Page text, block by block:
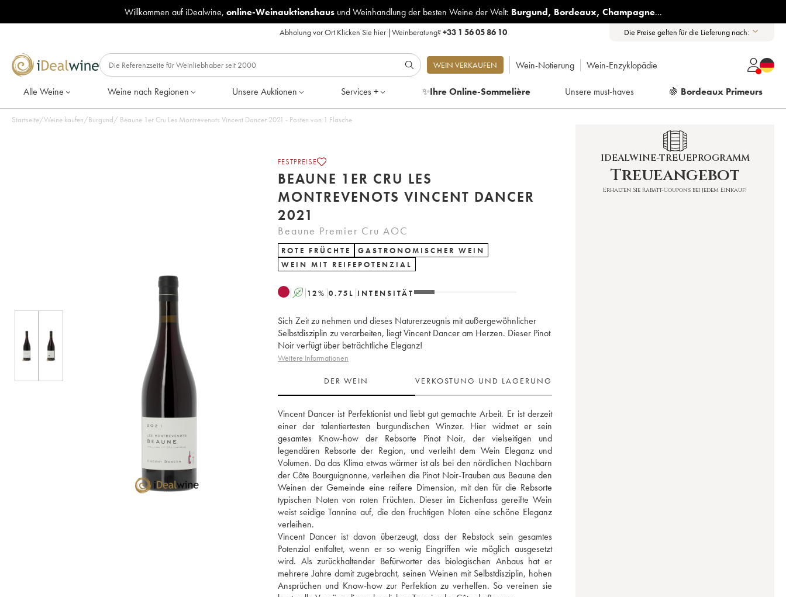
Willkommen auf iDealwine, online-Weinauktionshausund Weinhandlung der besten Weine der Welt: Burgund, Bordeaux, Champagne...
Abholung vor Ort Klicken Sie hier|Weinberatung?+33 1 56 05 86 10 Die Preise gelten für die Lieferung nach:
WEIN VERKAUFEN Wein-Notierung Wein-Enzyklopädie
Alle Weine Weine nach Regionen Unsere Auktionen Services + ✨Ihre Online-Sommelière Unsere must-haves 🍇 Bordeaux Primeurs
Startseite/Weine kaufen/Burgund/ Beaune 1er Cru Les Montrevenots Vincent Dancer 2021 - Posten von 1 Flasche
FESTPREISE
BEAUNE 1ER CRU LES
MONTREVENOTS VINCENT DANCER
2021
Beaune Premier Cru AOC
ROTE FRÜCHTE
GASTRONOMISCHER WEIN
WEIN MIT REIFEPOTENZIAL
A 12% 0.75 L INTENSITÄT
Sich Zeit zu nehmen und dieses Naturerzeugnis mit außergewöhnlicher
Selbstdisziplin zu verarbeiten, liegt Vincent Dancer am Herzen. Dieser Pinot
Noir verfügt über beträchtliche Eleganz!
Weitere Informationen
DER WEIN VERKOSTUNG UND LAGERUNG
Vincent Dancer ist Perfektionist und liebt gut gemachte Arbeit. Er ist derzeit
einer der talentiertesten burgundischen Winzer. Hier widmet er sein
gesamtes Know-how der Rebsorte Pinot Noir, der vielseitigen und
legendären Rebsorte der Region, und verleiht dem Wein Eleganz und
Volumen. Da das Klima etwas wärmer ist als bei den nördlichen Nachbarn
der Côte Bourguignonne, verleihen die Pinot Noir-Trauben aus Beaune den
Weinen der Gemeinde eine reifere Dimension, mit den für die Rebsorte
typischen Noten von roten Früchten. Dieser im Eichenfass gereifte Wein
weist seidige Tannine auf, die den fruchtigen Noten eine schöne Eleganz
verleihen.
Vincent Dancer ist davon überzeugt, dass der Rebstock sein gesamtes
Potenzial entfaltet, wenn er so wenig Eingriffen wie möglich ausgesetzt
wird. Als zurückhaltender Befürworter des biologischen Anbaus hat er
mehrere Jahre damit zugebracht, seinen Weinen mit Selbstdisziplin, hohen
Ansprüchen und Know-how zur Perfektion zu verhelfen. So vereinen sie
IDEALWINE-TREUEPROGRAMM
Treueangebot
Erhalten Sie Rabatt-Coupons bei jedem Einkauf!